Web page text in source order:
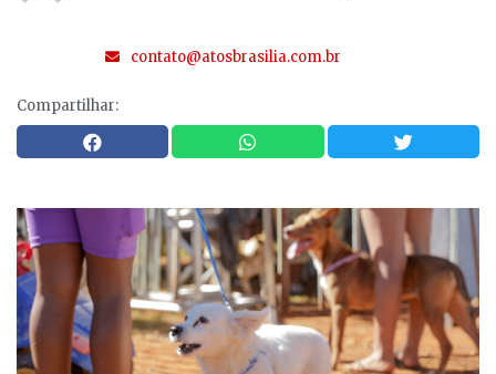
contato@atosbrasilia.com.br
Compartilhar: